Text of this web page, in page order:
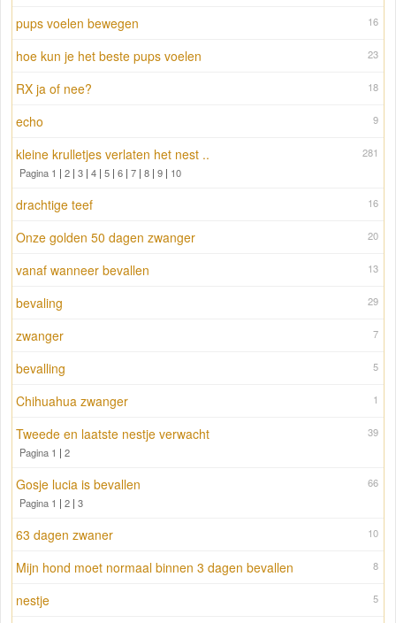
16
pups voelen bewegen
23
hoe kun je het beste pups voelen
18
RX ja of nee?
9
echo
281
kleine krulletjes verlaten het nest ..
Pagina 1 | 2 | 3 | 4 | 5 | 6 | 7 | 8 | 9 | 10
16
drachtige teef
20
Onze golden 50 dagen zwanger
13
vanaf wanneer bevallen
29
bevaling
7
zwanger
5
bevalling
1
Chihuahua zwanger
39
Tweede en laatste nestje verwacht
Pagina 1 | 2
66
Gosje lucia is bevallen
Pagina 1 | 2 | 3
10
63 dagen zwaner
8
Mijn hond moet normaal binnen 3 dagen bevallen
5
nestje